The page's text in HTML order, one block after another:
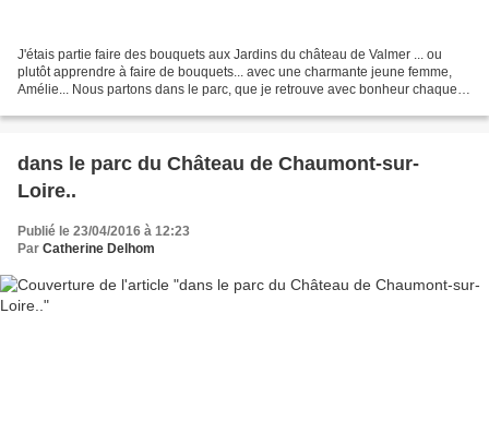
J'étais partie faire des bouquets aux Jardins du château de Valmer ... ou
plutôt apprendre à faire de bouquets... avec une charmante jeune femme,
Amélie... Nous partons dans le parc, que je retrouve avec bonheur chaque
dans le parc du Château de Chaumont-sur-
Loire..
Publié le 23/04/2016 à 12:23
Par Catherine Delhom